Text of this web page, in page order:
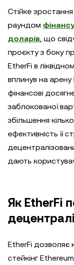
Стійке
раундом
доларів, що
проєкту з боку
EtherFi в
вплинув на
фінансові
заблокованої
збільшення
ефективність її
дають
Як EtherFi
EtherFi дозволяє
стейкінг